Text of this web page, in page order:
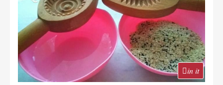
in it